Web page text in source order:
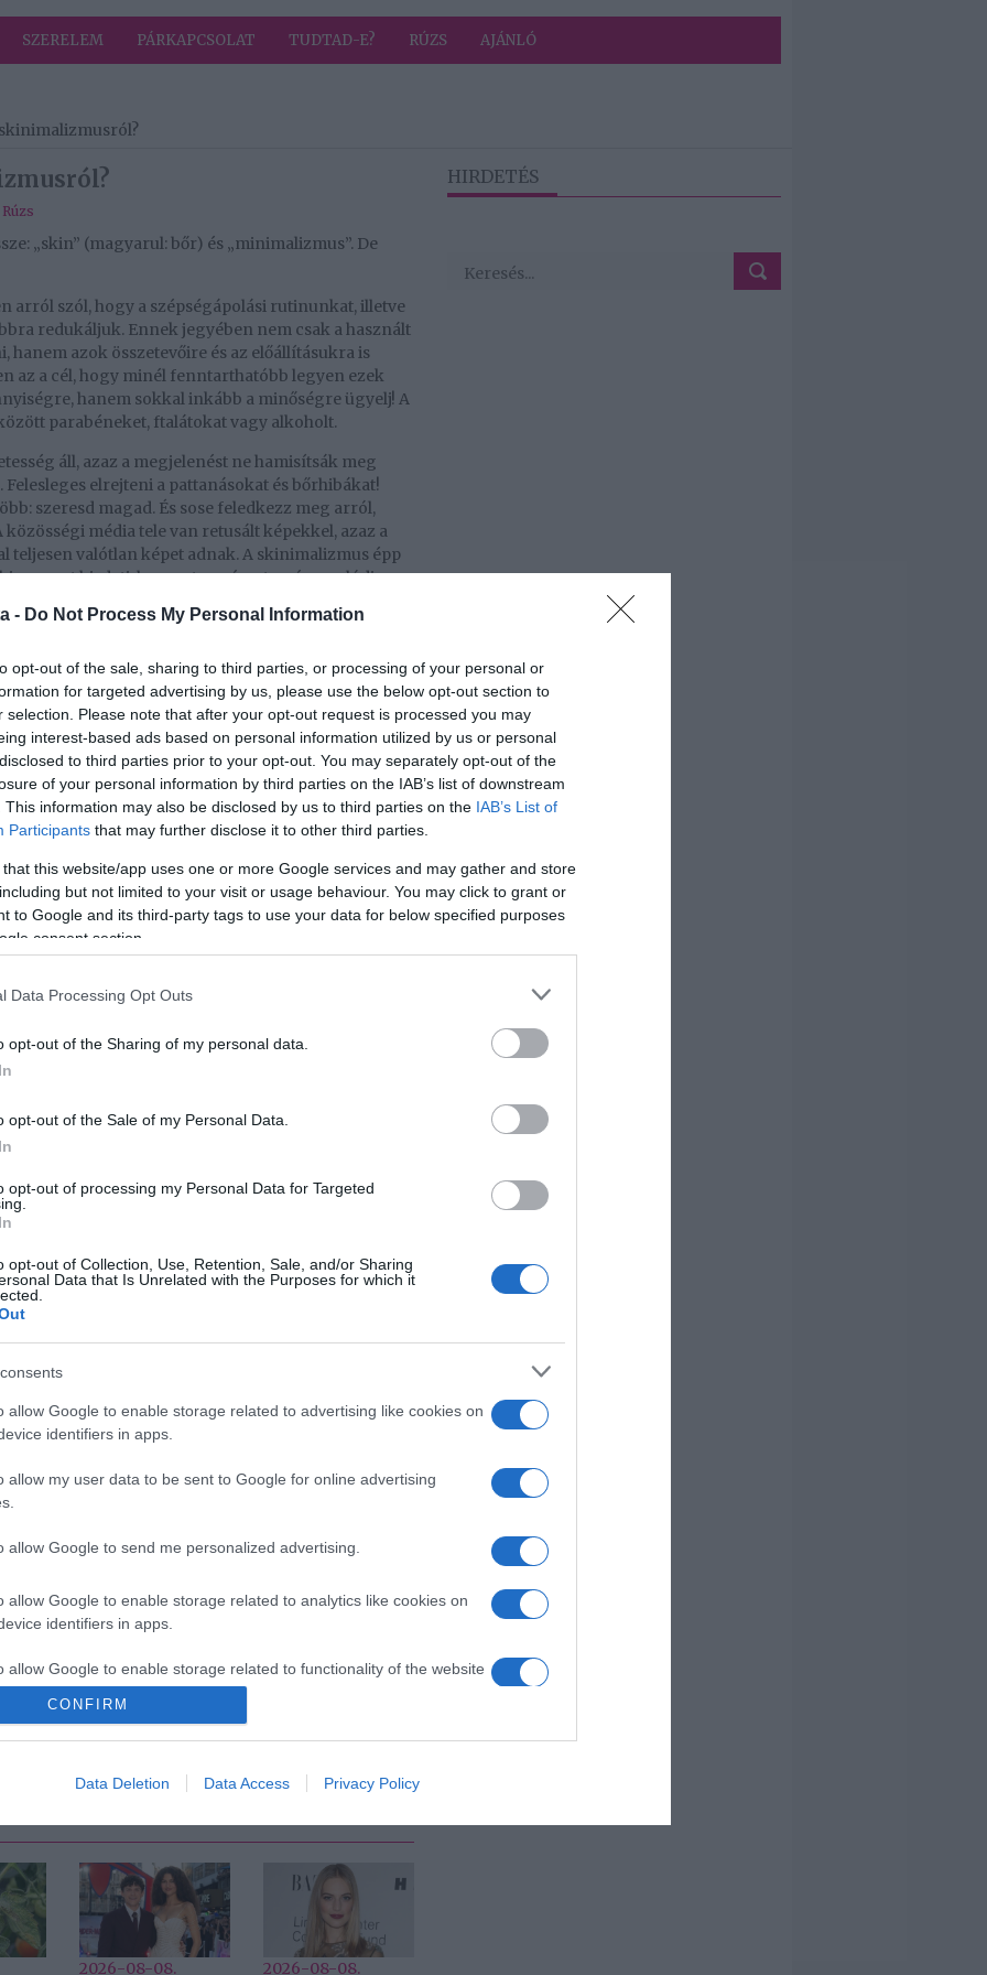
- Do Not Process My Personal Information
opt-out of the sale, sharing to third parties, or processing of your personal or
for targeted advertising by us, please use the below opt-out section to
selection. Please note that after your opt-out request is processed you may
interest-based ads based on personal information utilized by us or personal
to third parties prior to your opt-out. You may separately opt-out of the
of your personal information by third parties on the IAB’s list of downstream
This information may also be disclosed by us to third parties on the IAB’s List of
Participants that may further disclose it to other third parties.
that this website/app uses one or more Google services and may gather and store
but not limited to your visit or usage behaviour. You may click to grant or
to Google and its third-party tags to use your data for below specified purposes
consent section.
Data Processing Opt Outs
opt-out of the Sharing of my personal data.
opt-out of the Sale of my Personal Data.
opt-out of processing my Personal Data for Targeted
opt-out of Collection, Use, Retention, Sale, and/or Sharing
Data that Is Unrelated with the Purposes for which it
allow Google to enable storage related to advertising like cookies on
identifiers in apps.
allow my user data to be sent to Google for online advertising
allow Google to send me personalized advertising.
allow Google to enable storage related to analytics like cookies on
identifiers in apps.
allow Google to enable storage related to functionality of the website
CONFIRM
Data Deletion Data Access Privacy Policy
SZERELEM PÁRKAPCSOLAT TUDTAD-E? RÚZS AJÁNLÓ
Rúzs
„skin” (magyarul: bőr) és „minimalizmus”. De
arról szól, hogy a szépségápolási rutinunkat, illetve
redukáljuk. Ennek jegyében nem csak a használt
azok összetevőire és az előállításukra is
az a cél, hogy minél fenntarthatóbb legyen ezek
hanem sokkal inkább a minőségre ügyelj! A
parabéneket, ftalátokat vagy alkoholt.
áll, azaz a megjelenést ne hamisítsák meg
elrejteni a pattanásokat és bőrhibákat!
szeresd magad. És sose feledkezz meg arról,
média tele van retusált képekkel, azaz a
teljesen valótlan képet adnak. A skinimalizmus épp
azt hirdeti, hogy a természetesség a valódi
a bőrápolási termékeidet is rendszeresen
ezt a skinimalizmus jegyében teszed, akkor nem
az összetevők listáját is, és azt is végiggondolod,
még használni, vagy inkább megválnál
a bőröd ápolásánál teljesen elegendő annak
nézd végig a termékeidet, és dobd ki azokat,
legfontosabb lépése, így erről semmiféleképp
a szennyeződések eltávolítása szükséges ahhoz,
a bőrödbe.
kell, hogy melyik szérum való a bőrtípusodhoz,
kell döntened, hogy mire szeretnél fókuszálni az új
minden egyes nap ajánlott fényvédőt
között gyártják az adott terméket,
és a környezetvédelem, végeznek-e
a több réteg alapozónak vagy púdernek. Ennek
és a pórusaid, amivel együtt sokkal kisebb lesz a
jelenti, hogy nem vásárolhatsz és nem próbálhatsz
figyelned, hogy ezt megfontoltan tedd, továbbá
próbálj ki, amelyekre ténylegesen szüksége van
Pinterest
minimalizmus
Következő bejegyzés
2026-08-08. 2026-08-08.
HIRDETÉS